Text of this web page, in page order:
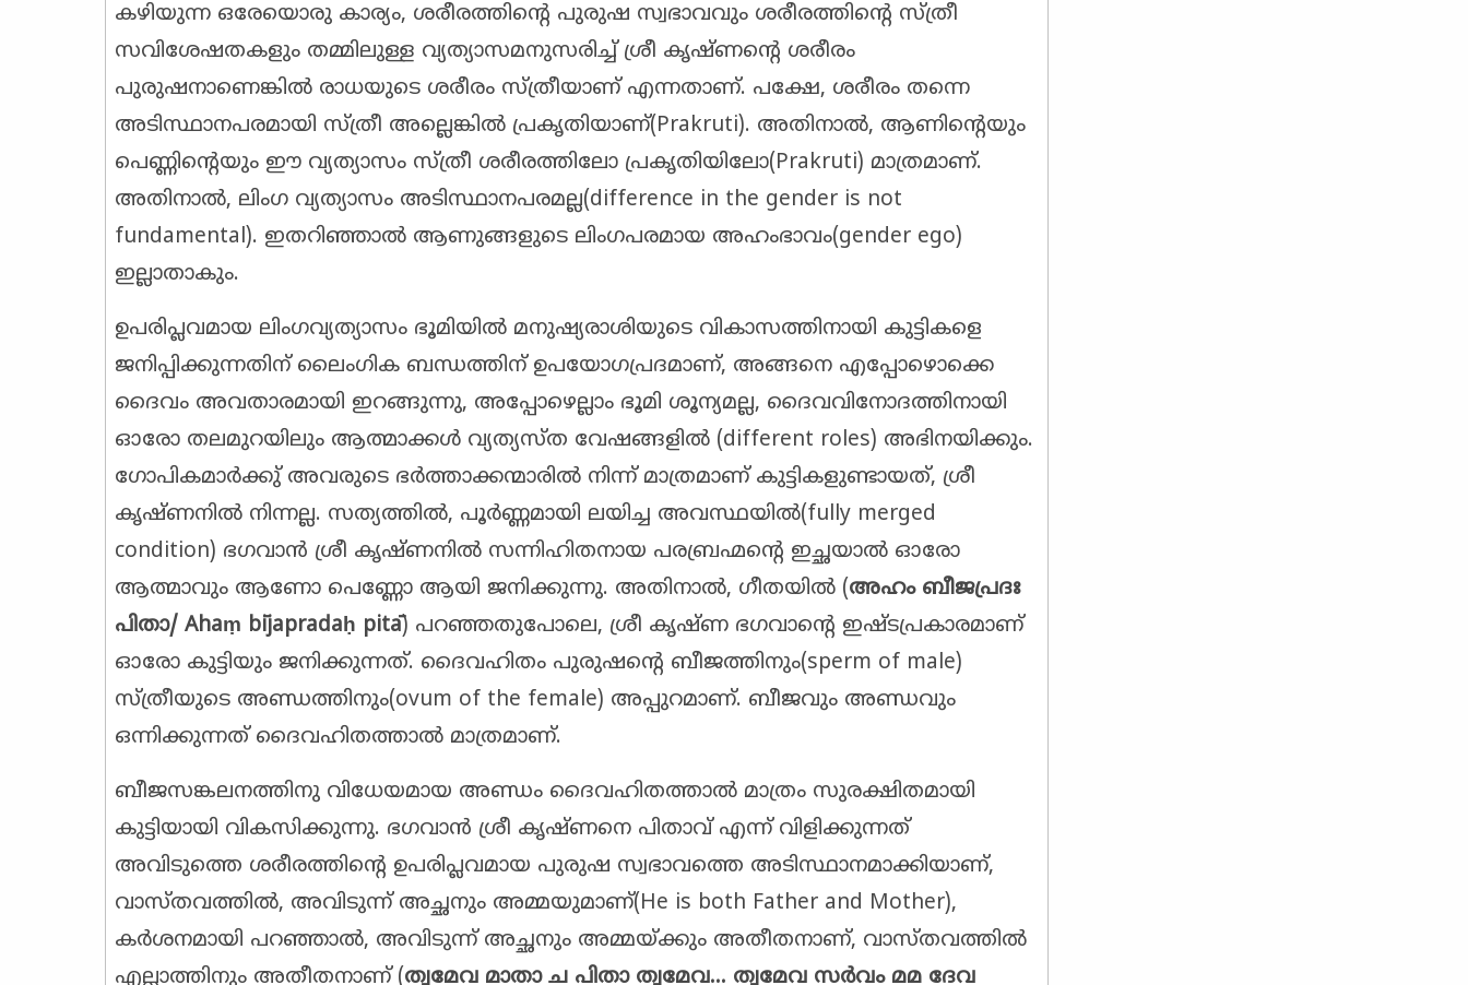
കഴിയുന്ന ഒരേയൊരു കാര്യം, ശരീരത്തിന്റെ പുരുഷ സ്വഭാവവും ശരീരത്തിന്റെ സ്ത്രീ
സവിശേഷതകളും തമ്മിലുള്ള വ്യത്യാസമനുസരിച്ച് ശ്രീ കൃഷ്ണന്റെ ശരീരം
പുരുഷനാണെങ്കിൽ രാധയുടെ ശരീരം സ്ത്രീയാണ് എന്നതാണ്. പക്ഷേ, ശരീരം തന്നെ
അടിസ്ഥാനപരമായി സ്ത്രീ അല്ലെങ്കിൽ പ്രകൃതിയാണ്(Prakruti). അതിനാൽ, ആണിന്റെയും
പെണ്ണിന്റെയും ഈ വ്യത്യാസം സ്ത്രീ ശരീരത്തിലോ പ്രകൃതിയിലോ(Prakruti) മാത്രമാണ്.
അതിനാൽ, ലിംഗ വ്യത്യാസം അടിസ്ഥാനപരമല്ല(difference in the gender is not
fundamental). ഇതറിഞ്ഞാൽ ആണുങ്ങളുടെ ലിംഗപരമായ അഹംഭാവം(gender ego)
ഇല്ലാതാകും.
ഉപരിപ്ലവമായ ലിംഗവ്യത്യാസം ഭൂമിയിൽ മനുഷ്യരാശിയുടെ വികാസത്തിനായി കുട്ടികളെ
ജനിപ്പിക്കുന്നതിന് ലൈംഗിക ബന്ധത്തിന് ഉപയോഗപ്രദമാണ്, അങ്ങനെ എപ്പോഴൊക്കെ
ദൈവം അവതാരമായി ഇറങ്ങുന്നു, അപ്പോഴെല്ലാം ഭൂമി ശൂന്യമല്ല, ദൈവവിനോദത്തിനായി
ഓരോ തലമുറയിലും ആത്മാക്കൾ വ്യത്യസ്ത വേഷങ്ങളിൽ (different roles) അഭിനയിക്കും.
ഗോപികമാർക്കു് അവരുടെ ഭർത്താക്കന്മാരിൽ നിന്ന് മാത്രമാണ് കുട്ടികളുണ്ടായത്, ശ്രീ
കൃഷ്ണനിൽ നിന്നല്ല. സത്യത്തിൽ, പൂർണ്ണമായി ലയിച്ച അവസ്ഥയിൽ(fully merged
condition) ഭഗവാൻ ശ്രീ കൃഷ്ണനിൽ സന്നിഹിതനായ പരബ്രഹ്മന്റെ ഇച്ഛയാൽ ഓരോ
ആത്മാവും ആണോ പെണ്ണോ ആയി ജനിക്കുന്നു. അതിനാൽ, ഗീതയിൽ (അഹം ബീജപ്രദഃ
പിതാ/ Ahaṃ bījapradaḥ pitā) പറഞ്ഞതുപോലെ, ശ്രീ കൃഷ്ണ ഭഗവാന്റെ ഇഷ്ടപ്രകാരമാണ്
ഓരോ കുട്ടിയും ജനിക്കുന്നത്. ദൈവഹിതം പുരുഷന്റെ ബീജത്തിനും(sperm of male)
സ്ത്രീയുടെ അണ്ഡത്തിനും(ovum of the female) അപ്പുറമാണ്. ബീജവും അണ്ഡവും
ഒന്നിക്കുന്നത് ദൈവഹിതത്താൽ മാത്രമാണ്.
ബീജസങ്കലനത്തിനു വിധേയമായ അണ്ഡം ദൈവഹിതത്താൽ മാത്രം സുരക്ഷിതമായി
കുട്ടിയായി വികസിക്കുന്നു. ഭഗവാൻ ശ്രീ കൃഷ്ണനെ പിതാവ് എന്ന് വിളിക്കുന്നത്
അവിടുത്തെ ശരീരത്തിന്റെ ഉപരിപ്ലവമായ പുരുഷ സ്വഭാവത്തെ അടിസ്ഥാനമാക്കിയാണ്,
വാസ്തവത്തിൽ, അവിടുന്ന് അച്ഛനും അമ്മയുമാണ്(He is both Father and Mother),
കർശനമായി പറഞ്ഞാൽ, അവിടുന്ന് അച്ഛനും അമ്മയ്ക്കും അതീതനാണ്, വാസ്തവത്തിൽ
എല്ലാത്തിനും അതീതനാണ് (ത്വമേവ മാതാ ച പിതാ ത്വമേവ... ത്വമേവ സർവം മമ ദേവ